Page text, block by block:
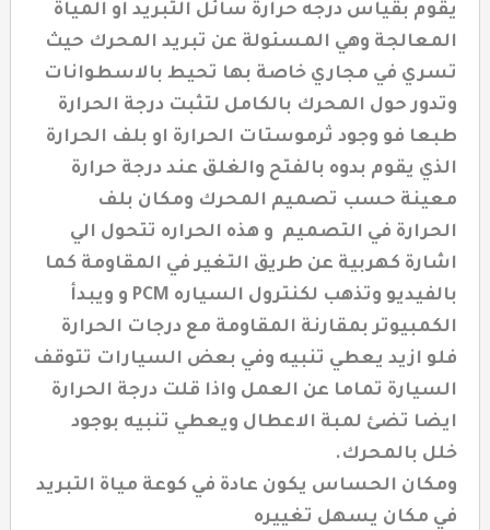
يقوم بقياس درجه حرارة سائل التبريد او المياة
المعالجة وهي المسئولة عن تبريد المحرك حيث
تسري في مجاري خاصة بها تحيط بالاسطوانات
وتدور حول المحرك بالكامل لتثبت درجة الحرارة
طبعا فو وجود ثرموستات الحرارة او بلف الحرارة
الذي يقوم بدوه بالفتح والغلق عند درجة حرارة
معينة حسب تصميم المحرك ومكان بلف
الحرارة في التصميم و هذه الحراره تتحول الي
اشارة كهربية عن طريق التغير في المقاومة كما
بالفيديو وتذهب لكنترول السياره PCM و ويبدأ
الكمبيوتر بمقارنة المقاومة مع درجات الحرارة
فلو ازيد يعطي تنبيه وفي بعض السيارات تتوقف
السيارة تماما عن العمل واذا قلت درجة الحرارة
ايضا تضئ لمبة الاعطال ويعطي تنبيه بوجود
خلل بالمحرك.
ومكان الحساس يكون عادة في كوعة مياة التبريد
في مكان يسهل تغييره